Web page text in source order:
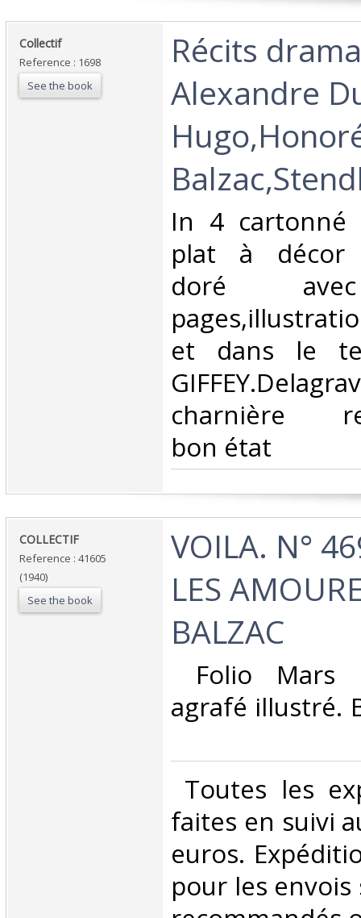
‎Collectif‎
Reference : 1698
See the book
‎Récits
Alexandre
‎In 4 cartonné
plat à décor
doré
et dans le
charnière
bon état ‎
‎COLLECTIF‎
Reference : 41605
(1940)
See the book
‎VOILA. N°
LES
BALZAC‎
Folio Mars
agrafé illustré.
Toutes les
faites en suivi
euros.
pour les envois